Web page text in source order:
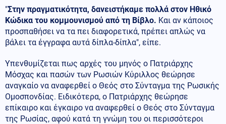
"Στην πραγματικότητα, δανειστήκαμε πολλά στον Ηθικό
Κώδικα του κομμουνισμού από τη Βίβλο. Και αν κάποιος
προσπαθήσει να τα πει διαφορετικά, πρέπει απλώς να
βάλει τα έγγραφα αυτά δίπλα-δίπλα", είπε.
Υπενθυμίζεται πως αρχές του μηνός ο Πατριάρχης
Μόσχας και πασών των Ρωσιών Κύριλλος θεώρησε
αναγκαίο να αναφερθεί ο Θεός στο Σύνταγμα της Ρωσικής
Ομοσπονδίας. Ειδικότερα, ο Πατριάρχης θεώρησε
επίκαιρο και έγκαιρο να αναφερθεί ο Θεός στο Σύνταγμα
της Ρωσίας, αφού κατά τη γνώμη του οι περισσότεροι